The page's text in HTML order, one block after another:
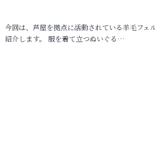
今回は、芦屋を拠点に活動されている羊毛フェ
紹介します。 服を着て立つぬいぐる…